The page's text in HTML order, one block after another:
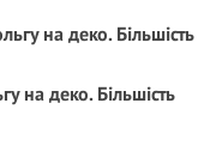
на деко. Більшість